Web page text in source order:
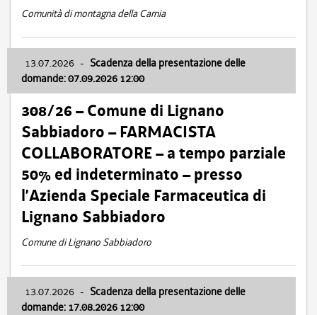
Comunità di montagna della Carnia
13.07.2026 - Scadenza della presentazione delle
domande: 07.09.2026 12:00
308/26 – Comune di Lignano
Sabbiadoro – FARMACISTA
COLLABORATORE – a tempo parziale
50% ed indeterminato – presso
l’Azienda Speciale Farmaceutica di
Lignano Sabbiadoro
Comune di Lignano Sabbiadoro
13.07.2026 - Scadenza della presentazione delle
domande: 17.08.2026 12:00